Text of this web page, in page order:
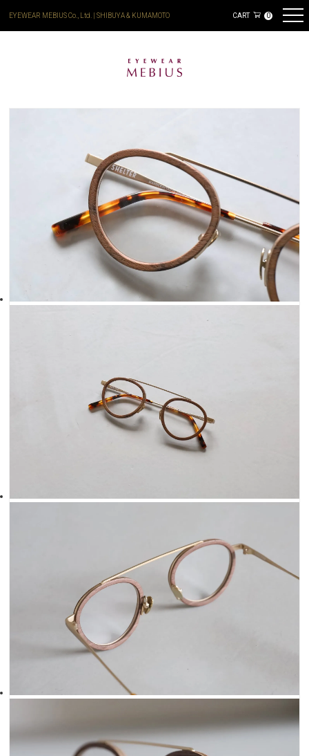
EYEWEAR MEBIUS Co., Ltd. | SHIBUYA & KUMAMOTO CART 0